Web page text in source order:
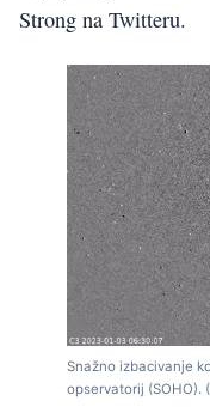
Strong na Twitteru.
Snažno izbacivanje
opservatorij (SOHO).